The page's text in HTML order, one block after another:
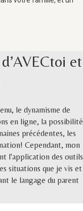
et
le dynamisme de
en ligne, la possibilité
précédentes, les
Cependant, mon
l'application des outils
situations que je vis et
le langage du parent